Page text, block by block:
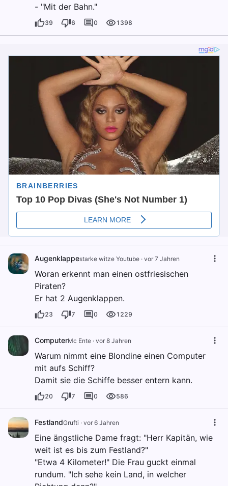
- "Mit der Bahn."
39 6 0 1398
Augenklappestarke witze Youtube · vor 7 Jahren
Woran erkennt man einen ostfriesischen
Piraten?
Er hat 2 Augenklappen.
23 7 0 1229
ComputerMc Ente · vor 8 Jahren
Warum nimmt eine Blondine einen Computer
mit aufs Schiff?
Damit sie die Schiffe besser entern kann.
20 7 0 586
FestlandGrufti · vor 6 Jahren
Eine ängstliche Dame fragt: "Herr Kapitän, wie
weit ist es bis zum Festland?"
"Etwa 4 Kilometer!" Die Frau guckt einmal
rundum. "Ich sehe kein Land, in welcher